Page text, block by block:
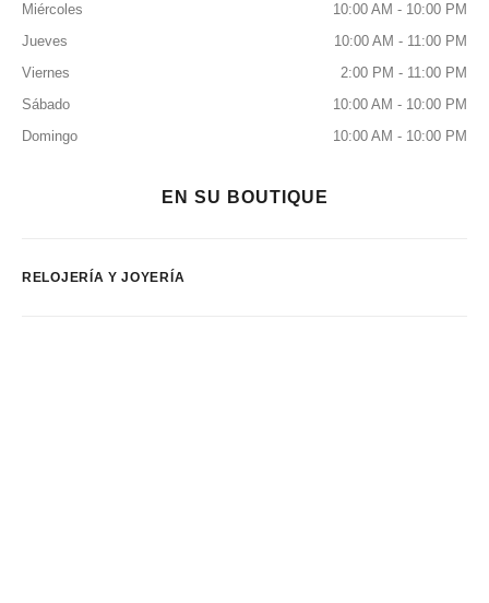
Miércoles
10:00 AM - 10:00 PM
Jueves
10:00 AM - 11:00 PM
Viernes
2:00 PM - 11:00 PM
Sábado
10:00 AM - 10:00 PM
Domingo
10:00 AM - 10:00 PM
EN SU BOUTIQUE
RELOJERÍA Y JOYERÍA